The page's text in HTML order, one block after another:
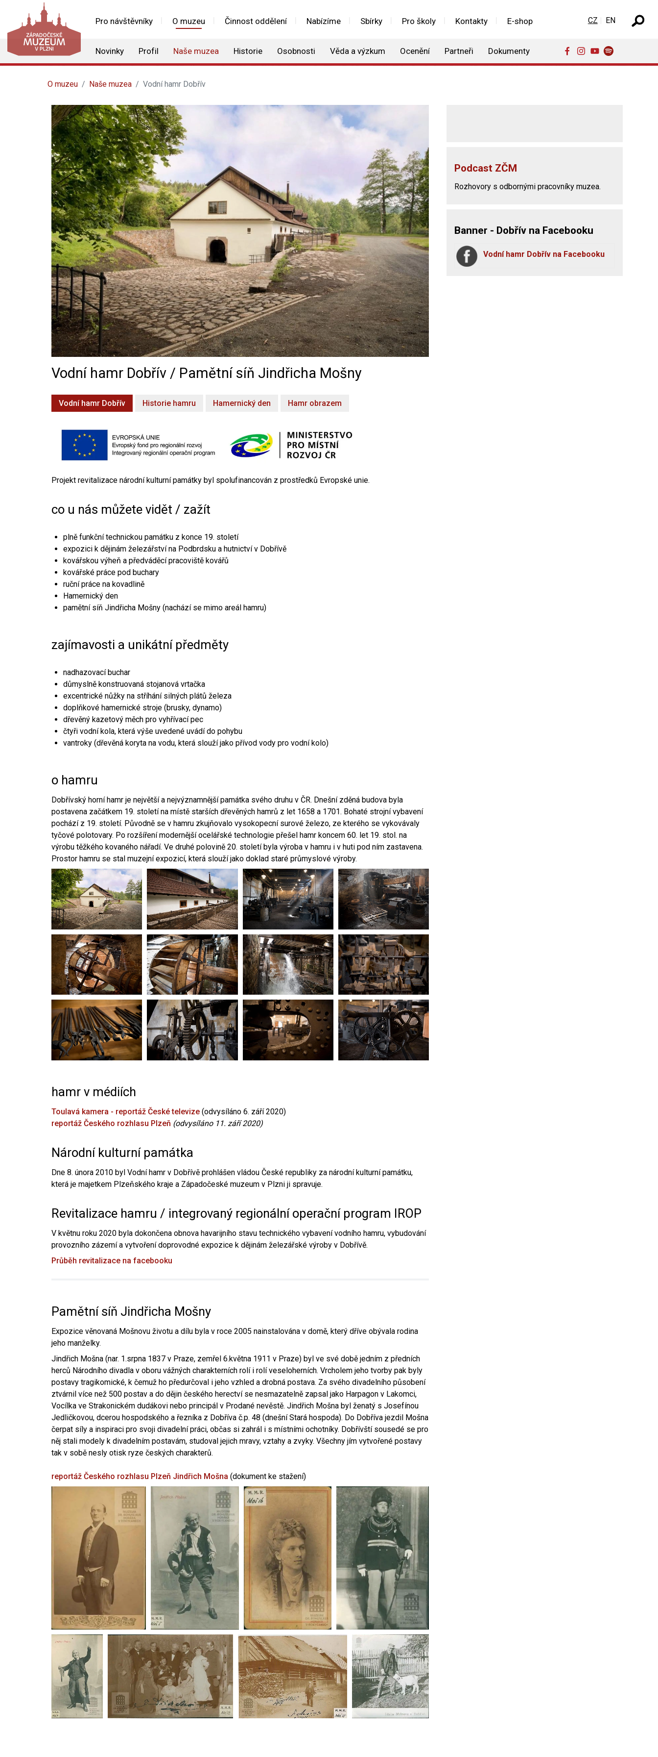
Pro návštěvníky O muzeu Činnost oddělení Nabízíme Sbírky Pro školy Kontakty E-shop
Novinky Profil Naše muzea Historie Osobnosti Věda a výzkum Ocenění Partneři Dokumenty
Zvolte jazyk
CZ EN
O muzeu Naše muzea Vodní hamr Dobřív
Vodní hamr Dobřív / Pamětní síň Jindřicha Mošny
Vodní hamr Dobřív Historie hamru Hamernický den Hamr obrazem
Projekt revitalizace národní kulturní památky byl spolufinancován z prostředků Evropské unie.
co u nás můžete vidět / zažít
plně funkční technickou památku z konce 19. století
expozici k dějinám železářství na Podbrdsku a hutnictví v Dobřívě
kovářskou výheň a předváděcí pracoviště kovářů
kovářské práce pod buchary
ruční práce na kovadlině
Hamernický den
pamětní síň Jindřicha Mošny (nachází se mimo areál hamru)
zajímavosti a unikátní předměty
nadhazovací buchar
důmyslně konstruovaná stojanová vrtačka
excentrické nůžky na stříhání silných plátů železa
doplňkové hamernické stroje (brusky, dynamo)
dřevěný kazetový měch pro vyhřívací pec
čtyři vodní kola, která výše uvedené uvádí do pohybu
vantroky (dřevěná koryta na vodu, která slouží jako přívod vody pro vodní kolo)
o hamru
Dobřívský horní hamr je největší a nejvýznamnější památka svého druhu v ČR. Dnešní zděná budova byla
postavena začátkem 19. století na místě starších dřevěných hamrů z let 1658 a 1701. Bohaté strojní vybavení
pochází z 19. století. Původně se v hamru zkujňovalo vysokopecní surové železo, ze kterého se vykovávaly
tyčové polotovary. Po rozšíření modernější ocelářské technologie přešel hamr koncem 60. let 19. stol. na
výrobu těžkého kovaného nářadí. Ve druhé polovině 20. století byla výroba v hamru i v huti pod ním zastavena.
Prostor hamru se stal muzejní expozicí, která slouží jako doklad staré průmyslové výroby.
hamr v médiích
Toulavá kamera - reportáž České televize (odvysíláno 6. září 2020)
reportáž Českého rozhlasu Plzeň (odvysíláno 11. září 2020)
Národní kulturní památka
Dne 8. února 2010 byl Vodní hamr v Dobřívě prohlášen vládou České republiky za národní kulturní památku,
která je majetkem Plzeňského kraje a Západočeské muzeum v Plzni ji spravuje.
Revitalizace hamru / integrovaný regionální operační program IROP
V květnu roku 2020 byla dokončena obnova havarijního stavu technického vybavení vodního hamru, vybudování
provozního zázemí a vytvoření doprovodné expozice k dějinám železářské výroby v Dobřívě.
Průběh revitalizace na facebooku
Pamětní síň Jindřicha Mošny
Expozice věnovaná Mošnovu životu a dílu byla v roce 2005 nainstalována v domě, který dříve obývala rodina
jeho manželky.
Jindřich Mošna (nar. 1.srpna 1837 v Praze, zemřel 6.května 1911 v Praze) byl ve své době jedním z předních
herců Národního divadla v oboru vážných charakterních rolí i rolí veseloherních. Vrcholem jeho tvorby pak byly
postavy tragikomické, k čemuž ho předurčoval i jeho vzhled a drobná postava. Za svého divadelního působení
ztvárnil více než 500 postav a do dějin českého herectví se nesmazatelně zapsal jako Harpagon v Lakomci,
Vocílka ve Strakonickém dudákovi nebo principál v Prodané nevěstě. Jindřich Mošna byl ženatý s Josefínou
Jedličkovou, dcerou hospodského a řezníka z Dobříva č.p. 48 (dnešní Stará hospoda). Do Dobříva jezdil Mošna
čerpat síly a inspiraci pro svoji divadelní práci, občas si zahrál i s místními ochotníky. Dobřívští sousedé se pro
něj stali modely k divadelním postavám, studoval jejich mravy, vztahy a zvyky. Všechny jím vytvořené postavy
tak v sobě nesly otisk ryze českých charakterů.
reportáž Českého rozhlasu Plzeň Jindřich Mošna (dokument ke stažení)
Podcast ZČM
Rozhovory s odbornými pracovníky muzea.
Banner - Dobřív na Facebooku
Vodní hamr Dobřív na Facebooku